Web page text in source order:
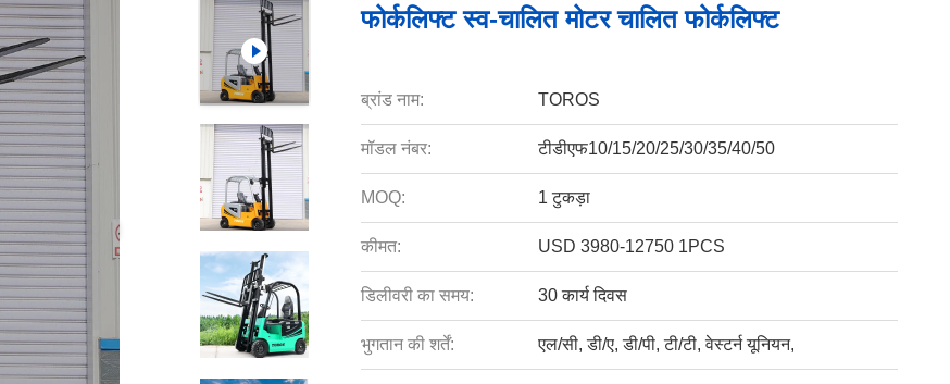
फोर्कलिफ्ट स्व-चालित मोटर चालित फोर्कलिफ्ट
ब्रांड नाम: TOROS
मॉडल नंबर: टीडीएफ10/15/20/25/30/35/40/50
MOQ: 1 टुकड़ा
कीमत: USD 3980-12750 1PCS
डिलीवरी का समय: 30 कार्य दिवस
भुगतान की शर्तें: एल/सी, डी/ए, डी/पी, टी/टी, वेस्टर्न यूनियन,